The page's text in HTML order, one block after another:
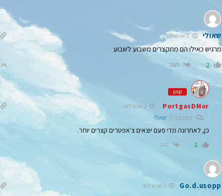
שאולי 2 שנים לפני
מרגיש כאילו הם מתקצרים משבוע לשבוע
2 הגב
קפטן
PortgasDMor
בתגובה לשאולי
כן, לאחרונה מדי פעם יוצאים צ'אפטרים קצרים יותר.
2 הגב
Go.d.usopp